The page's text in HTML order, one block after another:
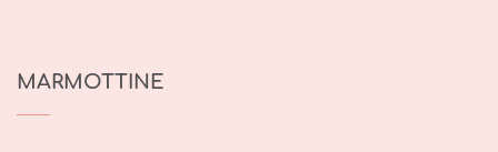
MARMOTTINE